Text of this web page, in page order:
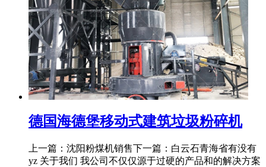
德国海德堡移动式建筑垃圾粉碎机
上一篇：沈阳粉煤机销售下一篇：白云石青海省有没有
yz 关于我们 我公司不仅仅源于过硬的产品和的解决方案